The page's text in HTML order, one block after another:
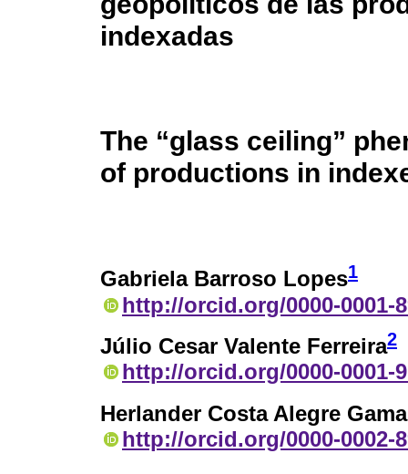
indexadas
The “glass ceiling”
of productions in
Gabriela Barroso Lopes1
http://orcid.org/0000-0001-
Júlio Cesar Valente Ferreira2
http://orcid.org/0000-0001-
Herlander Costa Alegre
http://orcid.org/0000-0002-